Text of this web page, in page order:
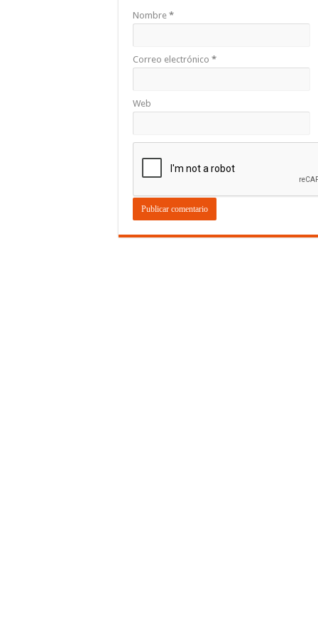
Nombre *
Correo electrónico *
Web